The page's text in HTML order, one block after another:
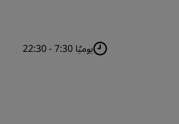
يوميًا 7:30 - 22:30